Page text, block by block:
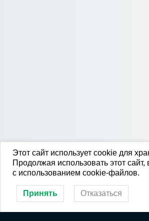
Этот сайт использует cookie для
Продолжая использовать этот
с использованием cookie-файлов.
Принять Отказаться